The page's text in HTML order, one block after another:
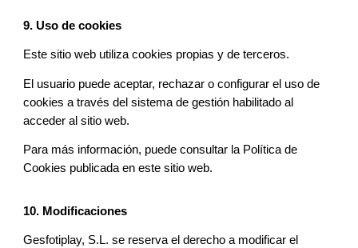
9. Uso de cookies
Este sitio web utiliza cookies propias y de terceros.
El usuario puede aceptar, rechazar o configurar el uso de
cookies a través del sistema de gestión habilitado al
acceder al sitio web.
Para más información, puede consultar la Política de
Cookies publicada en este sitio web.
10. Modificaciones
Gesfotiplay, S.L. se reserva el derecho a modificar el